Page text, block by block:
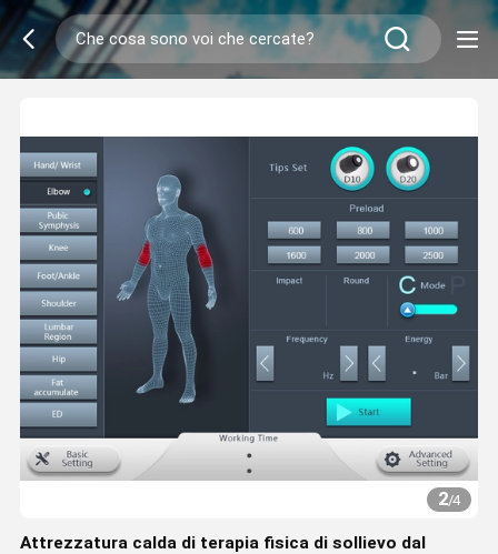
2/4
Attrezzatura calda di terapia fisica di sollievo dal